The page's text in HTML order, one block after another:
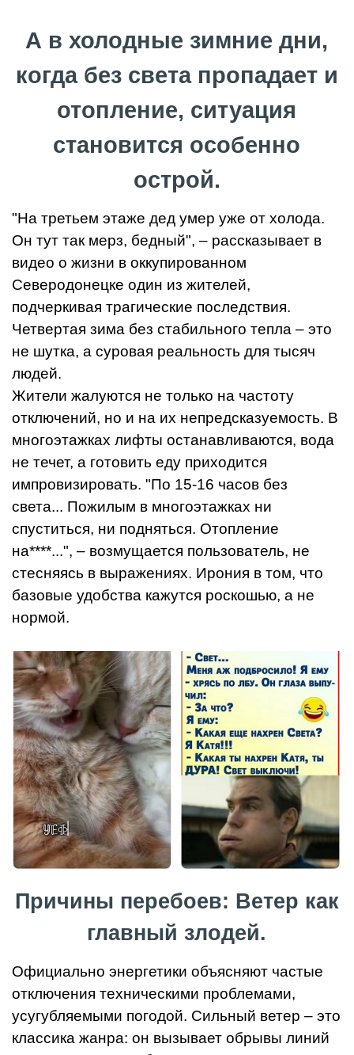
А в холодные зимние дни,
когда без света пропадает и
отопление, ситуация
становится особенно
острой.
"На третьем этаже дед умер уже от холода.
Он тут так мерз, бедный", – рассказывает в
видео о жизни в оккупированном
Северодонецке один из жителей,
подчеркивая трагические последствия.
Четвертая зима без стабильного тепла – это
не шутка, а суровая реальность для тысяч
людей.
Жители жалуются не только на частоту
отключений, но и на их непредсказуемость. В
многоэтажках лифты останавливаются, вода
не течет, а готовить еду приходится
импровизировать. "По 15-16 часов без
света... Пожилым в многоэтажках ни
спуститься, ни подняться. Отопление
на****...", – возмущается пользователь, не
стесняясь в выражениях. Ирония в том, что
базовые удобства кажутся роскошью, а не
нормой.
Причины перебоев: Ветер как
главный злодей.
Официально энергетики объясняют частые
отключения техническими проблемами,
усугубляемыми погодой. Сильный ветер – это
классика жанра: он вызывает обрывы линий